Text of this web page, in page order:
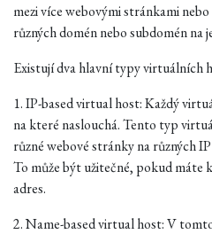
mezi více webovými stránkami
různých domén nebo subdomén na
Existují dva hlavní typy virtuálních
1. IP-based virtual host: Každý
na které naslouchá. Tento typ
různé webové stránky na různých
To může být užitečné, pokud máte
adres.
2. Name-based virtual host: V